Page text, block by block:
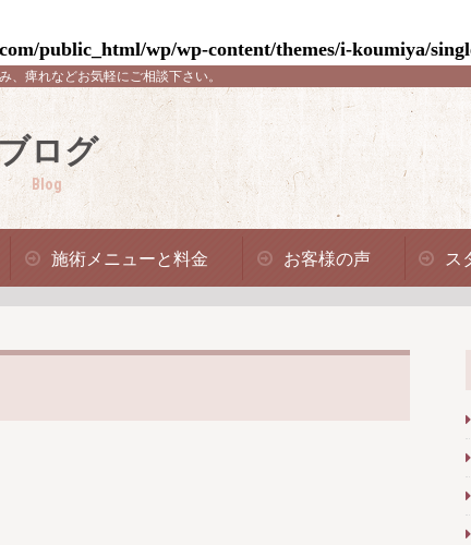
public_html/wp/wp-content/themes/i-koumiya/
、痺れなどお気軽にご相談下さい。
ログ
Blog
施術メニューと料金 お客様の声 ス